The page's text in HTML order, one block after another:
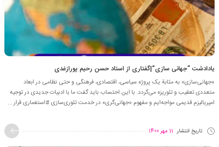
یادادشت “جهانی سازی”|گفتاری از استاد حسن رحیم پورازغدی
«جهانی‌سازی» به‌ مثابة‌ یک‌ پروژه‌ سیاسی، اقتصادی، فرهنگی‌ و حتی‌ نظامی‌ در ‌ابعاد
متعددی تعقیب‌ و تئوریزه‌ می‌گردد. با این‌ احتساب‌ باید گفت‌ ما با ادبیات‌ جدیدی‌ در توجیه‌
امپریالیزم‌ قدیمی‌ مواجه‌ایم‌ و مفهوم‌ «جهانی‌گری» در خدمت‌ تئوری‌سازی‌ #استعماری‌ قرار ...
تاریخ انتشار 11 مهر 1400